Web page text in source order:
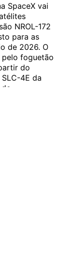
SpaceX vai
NROL-172
para as
de 2026. O
pelo foguetão
do
4E da